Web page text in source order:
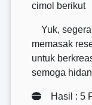
cimol berikut
Yuk, segera
memasak
untuk
semoga
Hasil : 5